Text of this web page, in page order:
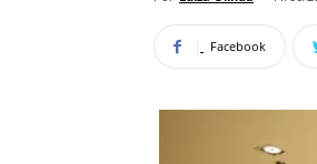
Facebook